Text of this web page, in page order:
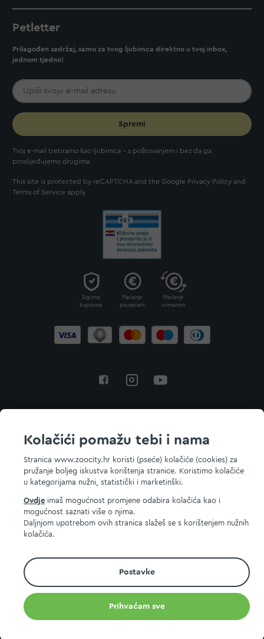
Kolačići pomažu tebi i nama
Stranica www.zoocity.hr koristi (pseće) kolačiće (cookies) za
pružanje boljeg iskustva korištenja stranice. Koristimo kolačiće
u kategorijama nužni, statistički i marketinški.
Ovdje imaš mogućnost promjene odabira kolačića kao i
mogućnost saznati više o njima.
Daljnjom upotrebom ovih stranica slažeš se s korištenjem nužnih
kolačića.
Postavke
Prihvaćam sve
Petletter
Prilagođen sadržaj, samo za tvog ljubimca direktno u tvoj inbox,
jednom tjedno!
Spremi
Tvoj e-mail tretiramo kao ljubimca - s poštovanjem i bez da ga
proslijeđujemo drugima.
This site is protected by reCAPTCHA and the Google Privacy Policy and
Terms of Service apply.
Sigurna
kupovina
Plaćanje
pouzećem
Plaćanje
virmanom
© 2026 ZOOCITY. Sva prava zadržana.